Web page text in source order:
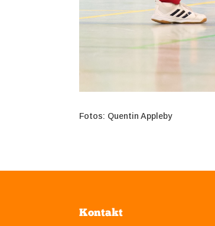
Fotos: Quentin Appleby
Kontakt